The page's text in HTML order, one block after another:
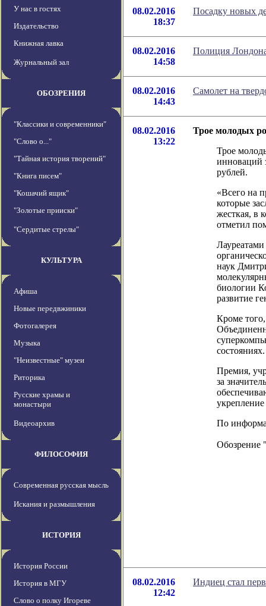
У нас в гостях
Издательство
Книжная лавка
Журнальный зал
ОБОЗРЕНИЯ
"Классики и современники"
"Слово о..."
"Тайная история творений"
"Книга писем"
"Кошачий ящик"
"Золотые прииски"
"Сердитые стрелы"
КУЛЬТУРА
Афиша
Новые передвжиники
Фотогалерея
Музыка
"Неизвестные" музеи
Риторика
Русские храмы и
монастыри
Видеоархив
ФИЛОСОФИЯ
Современная русская мысль
Искания и размышления
ИСТОРИЯ
История России
История в МГУ
Слово о полку Игореве
08.02.2016
18:37
Посадку новых
08.02.2016
14:58
Полиция Лондона
08.02.2016
14:43
Самолет на
08.02.2016
13:22
Трое молодых
Трое
инноваций
рублей.
«Всего на
которые
жесткая, в
отметил
наук
биологии
развитие
Кроме
состояниях.
Премия,
за
По
Обозрение
08.02.2016
12:42
Индиец стал